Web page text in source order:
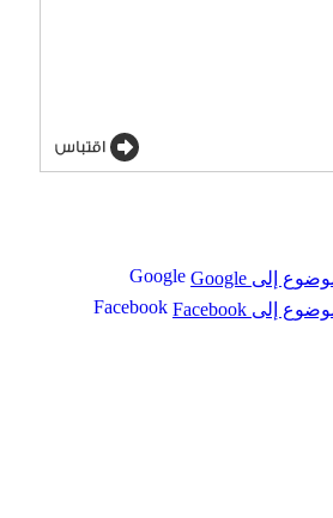
Google
Facebook